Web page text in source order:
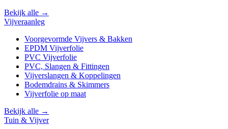
Bekijk alle →
Vijveraanleg
Voorgevormde Vijvers & Bakken
EPDM Vijverfolie
PVC Vijverfolie
PVC, Slangen & Fittingen
Vijverslangen & Koppelingen
Bodemdrains & Skimmers
Vijverfolie op maat
Bekijk alle →
Tuin & Vijver